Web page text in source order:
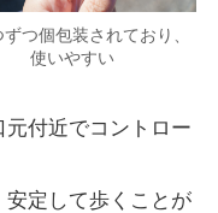
つ個包装されており、
使いやすい
付近でコントロー
定して歩くことが